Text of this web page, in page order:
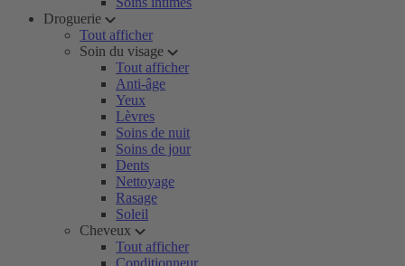
Droguerie
Tout afficher
Soin du visage
Tout afficher
Anti-âge
Yeux
Lèvres
Soins de nuit
Soins de jour
Dents
Nettoyage
Rasage
Soleil
Cheveux
Tout afficher
Conditionneur